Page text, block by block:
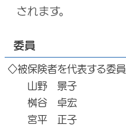
されます。
委員
◇被保険者を代表する委員
山野 景子
桝谷 卓宏
宮平 正子